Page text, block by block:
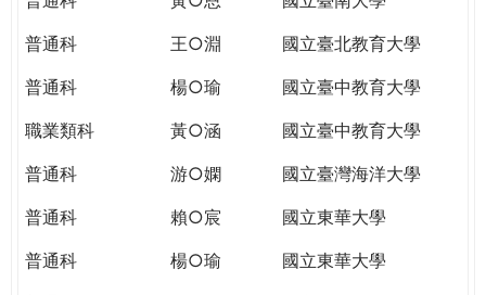
THE
WORLD
PUTTING
YOU
ON
THE
GLOBAL
CITIZENSHIP
普通科
王○淵
國立臺北教育大學
普通科
楊○瑜
國立臺中教育大學
職業類科
黃○涵
國立臺中教育大學
普通科
游○嫻
國立臺灣海洋大學
普通科
賴○宸
國立東華大學
普通科
楊○瑜
國立東華大學